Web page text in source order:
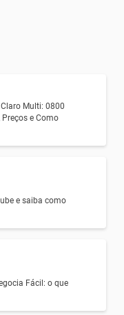
Multi: 0800
e Como
e saiba como
Fácil: o que